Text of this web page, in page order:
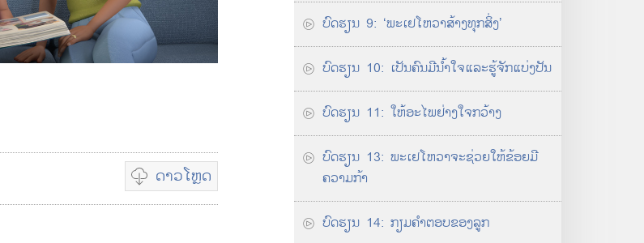
ດາວໂຫຼດ
ທ
າ
ບົດຮຽນ 9: ‘ພະເຢໂຫວາ​ສ້າງ​ທຸກ​ສິ່ງ’
ບົດ​ຮຽນ 10: ເປັນ​ຄົນ​ມີ​ນ້ຳໃຈ​ແລະ​ຮູ້​ຈັກ​ແບ່ງ​ປັນ
ບົດ​ຮຽນ 11: ໃຫ້​ອະໄພ​ຢ່າງ​ໃຈ​ກວ້າງ
ບົດຮຽນ 13: ພະເຢໂຫວາ​ຈະ​ຊ່ວຍ​ໃຫ້​ຂ້ອຍ​ມີ​
ຄວາມ​ກ້າ
ບົດ​ຮຽນ 14: ກຽມ​ຄຳ​ຕອບ​ຂອງ​ລູກ